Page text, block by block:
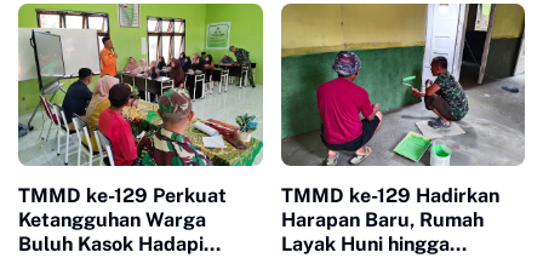
Limapuluh Kota
PEP
TMMD ke-129 Perkuat
Ketangguhan Warga
Buluh Kasok Hadapi
TMMD ke-129 Hadirkan
Harapan Baru, Rumah
Layak Huni hingga